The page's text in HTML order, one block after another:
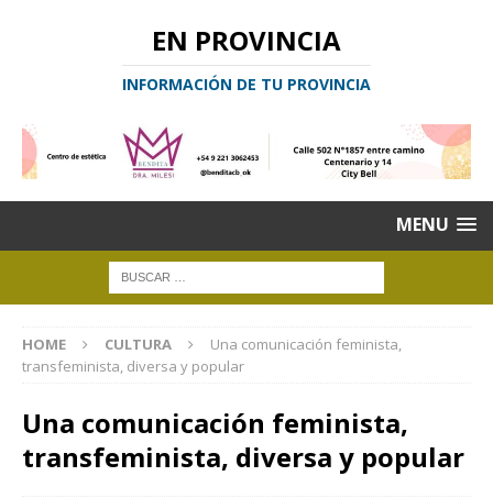
EN PROVINCIA
INFORMACIÓN DE TU PROVINCIA
MENU
HOME CULTURA
Una comunicación feminista,
transfeminista, diversa y popular
Una comunicación feminista,
transfeminista, diversa y popular